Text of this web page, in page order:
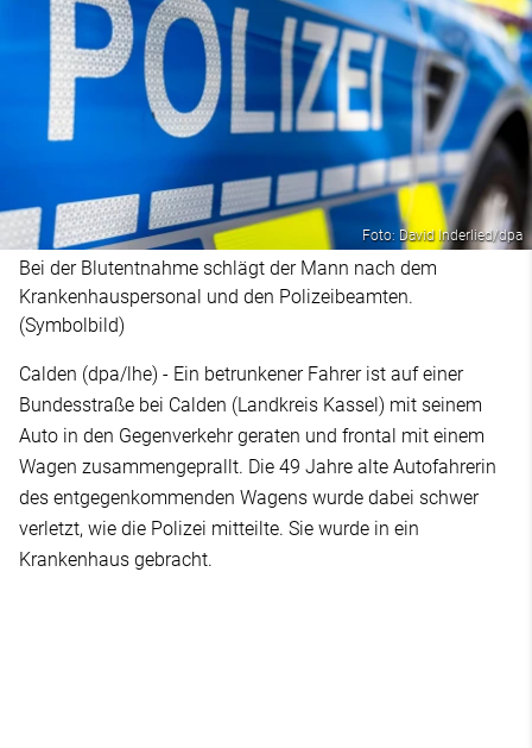
Foto: David Inderlied/dpa
Bei der Blutentnahme schlägt der Mann nach dem
Krankenhauspersonal und den Polizeibeamten.
(Symbolbild)
Calden (dpa/lhe) - Ein betrunkener Fahrer ist auf einer
Bundesstraße bei Calden (Landkreis Kassel) mit seinem
Auto in den Gegenverkehr geraten und frontal mit einem
Wagen zusammengeprallt. Die 49 Jahre alte Autofahrerin
des entgegenkommenden Wagens wurde dabei schwer
verletzt, wie die Polizei mitteilte. Sie wurde in ein
Krankenhaus gebracht.